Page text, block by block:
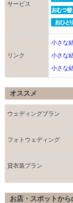
サービス
リンク
小さな
小さな
小さな
オススメ
ウェディングプラン
フォトウェディング
貸衣装プラン
お店・スポットか